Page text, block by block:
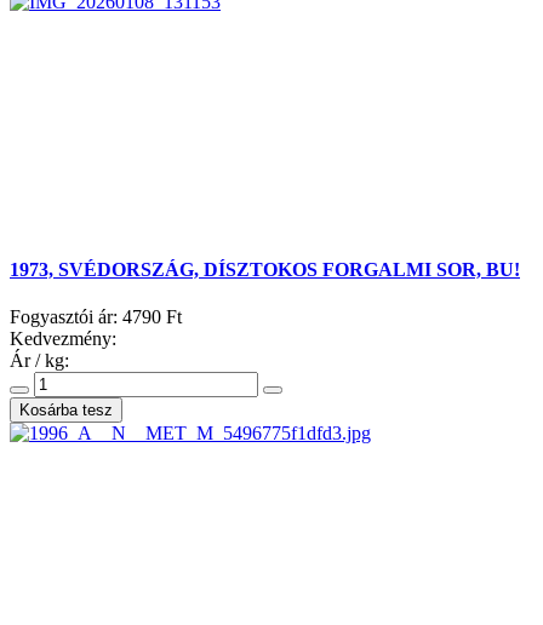
1973, SVÉDORSZÁG, DÍSZTOKOS FORGALMI SOR, BU!
Fogyasztói ár: 4790 Ft
Kedvezmény:
Ár / kg: